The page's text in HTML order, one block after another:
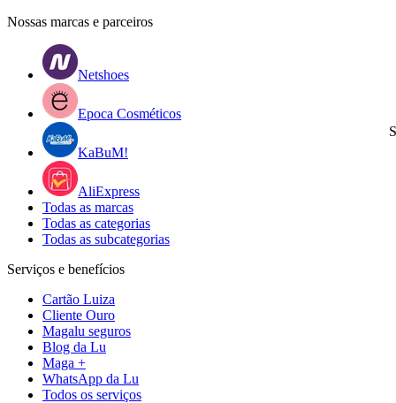
Nossas marcas e parceiros
Netshoes
Epoca Cosméticos
KaBuM!
AliExpress
Todas as marcas
Todas as categorias
Todas as subcategorias
Serviços e benefícios
Cartão Luiza
Cliente Ouro
Magalu seguros
Blog da Lu
Maga +
WhatsApp da Lu
Todos os serviços